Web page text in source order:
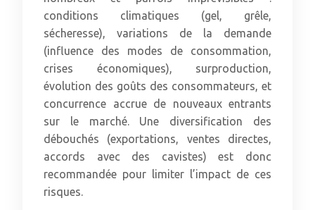
conditions climatiques (gel, grêle,
sécheresse), variations de la demande
(influence des modes de consommation,
crises économiques), surproduction,
évolution des goûts des consommateurs, et
concurrence accrue de nouveaux entrants
sur le marché. Une diversification des
débouchés (exportations, ventes directes,
accords avec des cavistes) est donc
recommandée pour limiter l’impact de ces
risques.